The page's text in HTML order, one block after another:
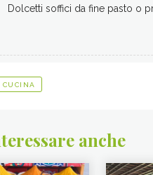
Dolcetti soffici da fine pasto o
CUCINA
anche